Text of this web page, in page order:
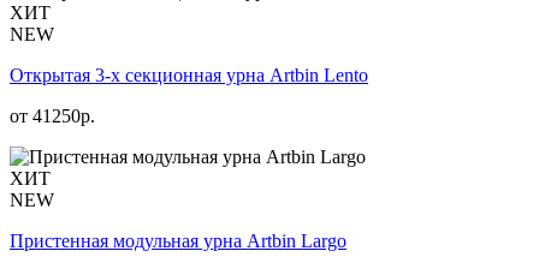
ХИТ
NEW
Открытая 3-х секционная урна Artbin Lento
от 41250р.
ХИТ
NEW
Пристенная модульная урна Artbin Largo